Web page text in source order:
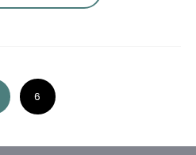
6